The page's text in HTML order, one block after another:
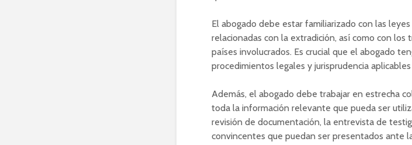
El abogado debe estar familiarizado con las
relacionadas con la extradición, así como con
países involucrados. Es crucial que el abogado
procedimientos legales y jurisprudencia
Además, el abogado debe trabajar en estrecha
toda la información relevante que pueda ser
revisión de documentación, la entrevista de
convincentes que puedan ser presentados ante